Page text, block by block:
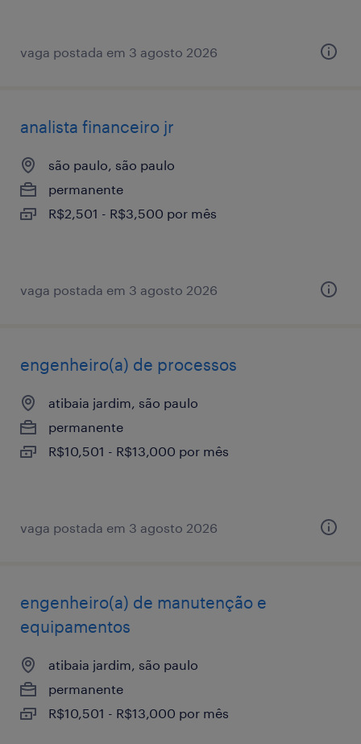
vaga postada em 3 agosto 2026
analista financeiro jr
são paulo, são paulo
permanente
R$2,501 - R$3,500 por mês
vaga postada em 3 agosto 2026
engenheiro(a) de processos
atibaia jardim, são paulo
permanente
R$10,501 - R$13,000 por mês
vaga postada em 3 agosto 2026
engenheiro(a) de manutenção e
equipamentos
atibaia jardim, são paulo
permanente
R$10,501 - R$13,000 por mês